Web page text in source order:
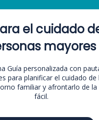
el cuidado
mayores
Guía personalizada con
para planificar el cuidado de
familiar y afrontarlo de
fácil.